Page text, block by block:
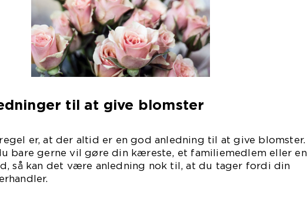
til at give blomster
er, at der altid er en god anledning til at give blomster.
bare gerne vil gøre din kæreste, et familiemedlem eller en
så kan det være anledning nok til, at du tager fordi din
blomsterhandler.